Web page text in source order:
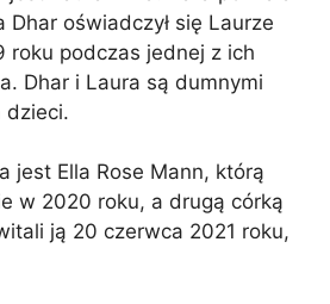
Dhar oświadczył się Laurze
roku podczas jednej z ich
Dhar i Laura są dumnymi
dzieci.
jest Ella Rose Mann, którą
w 2020 roku, a drugą córką
ją 20 czerwca 2021 roku,